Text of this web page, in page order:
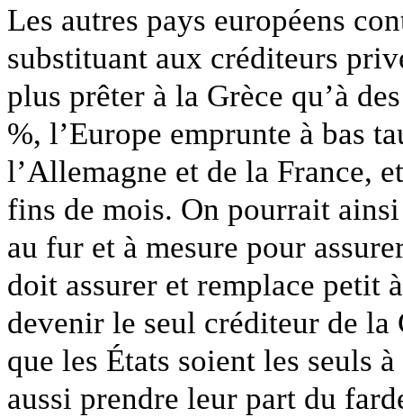
Les autres pays européens
substituant aux créditeurs
plus prêter à la Grèce qu’à
%, l’Europe emprunte à bas
l’Allemagne et de la France,
fins de mois. On pourrait
au fur et à mesure pour
doit assurer et remplace petit
devenir le seul créditeur de la
que les États soient les seuls
aussi prendre leur part du